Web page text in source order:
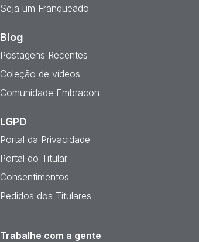
Seja um Franqueado
Blog
Postagens Recentes
Coleção de vídeos
Comunidade Embracon
LGPD
Portal da Privacidade
Portal do Titular
Consentimentos
Pedidos dos Titulares
Trabalhe com a gente